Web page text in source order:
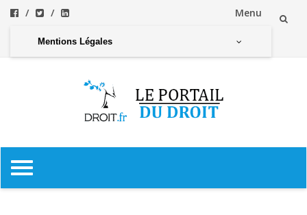
Menu
Mentions Légales